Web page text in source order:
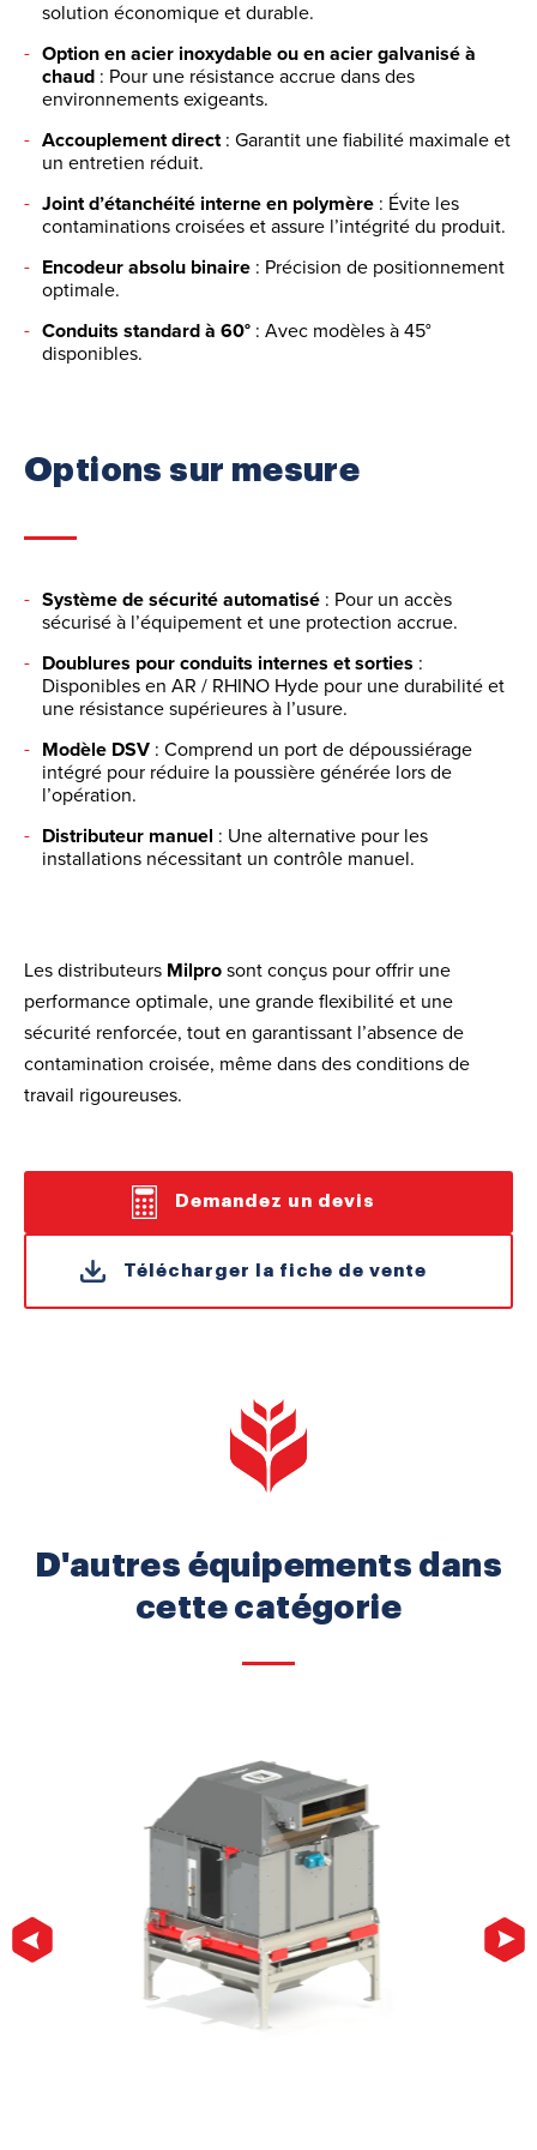
solution économique et durable.
Option en acier inoxydable ou en acier galvanisé à
chaud : Pour une résistance accrue dans des
environnements exigeants.
Accouplement direct: Garantit une fiabilité maximale et
un entretien réduit.
Joint d’étanchéité interne en polymère : Évite les
contaminations croisées et assure l’intégrité du produit.
Encodeur absolu binaire : Précision de positionnement
optimale.
Conduits standard à 60° : Avec modèles à 45°
disponibles.
Options sur mesure
Système de sécurité automatisé : Pour un accès
sécurisé à l’équipement et une protection accrue.
Doublures pour conduits internes et sorties :
Disponibles en AR / RHINO Hyde pour une durabilité et
une résistance supérieures à l’usure.
Modèle DSV : Comprend un port de dépoussiérage
intégré pour réduire la poussière générée lors de
l’opération.
Distributeur manuel : Une alternative pour les
installations nécessitant un contrôle manuel.
Les distributeurs Milprosont conçus pour offrir une
performance optimale, une grande flexibilité et une
sécurité renforcée, tout en garantissant l’absence de
contamination croisée, même dans des conditions de
travail rigoureuses.
Demandez un devis
Télécharger la fiche de vente
D'autres équipements dans
cette catégorie